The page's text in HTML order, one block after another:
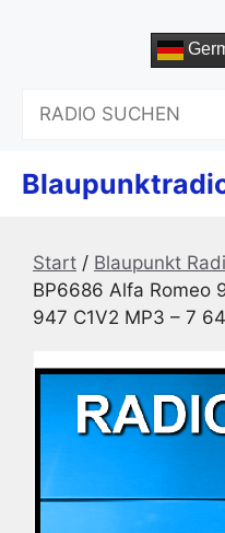
Start / Blaupunkt
BP6686 Alfa Romeo
947 C1V2 MP3 – 7